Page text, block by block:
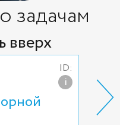
задачам
вверх
ID:
i